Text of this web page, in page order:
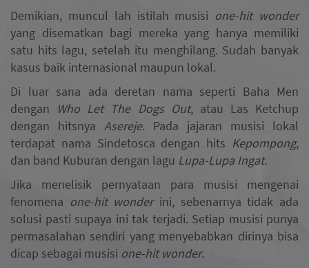
Demikian, muncul lah istilah musisi one-hit wonder
yang disematkan bagi mereka yang hanya memiliki
satu hits lagu, setelah itu menghilang. Sudah banyak
kasus baik internasional maupun lokal.
Di luar sana ada deretan nama seperti Baha Men
dengan
Who Let The Dogs Out, atau Las Ketchup
dengan hitsnya Asereje. Pada jajaran musisi lokal
terdapat nama Sindetosca dengan hits Kepompong,
dan band Kuburan dengan lagu Lupa-Lupa Ingat.
Jika menelisik pernyataan para musisi mengenai
fenomena one-hit wonder ini, sebenarnya tidak ada
solusi pasti supaya ini tak terjadi. Setiap musisi punya
permasalahan sendiri yang menyebabkan dirinya bisa
dicap sebagai musisi one-hit wonder.